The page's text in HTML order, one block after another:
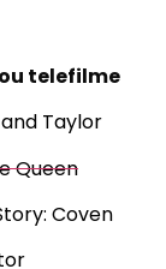
telefilme
Taylor
Queen
Coven